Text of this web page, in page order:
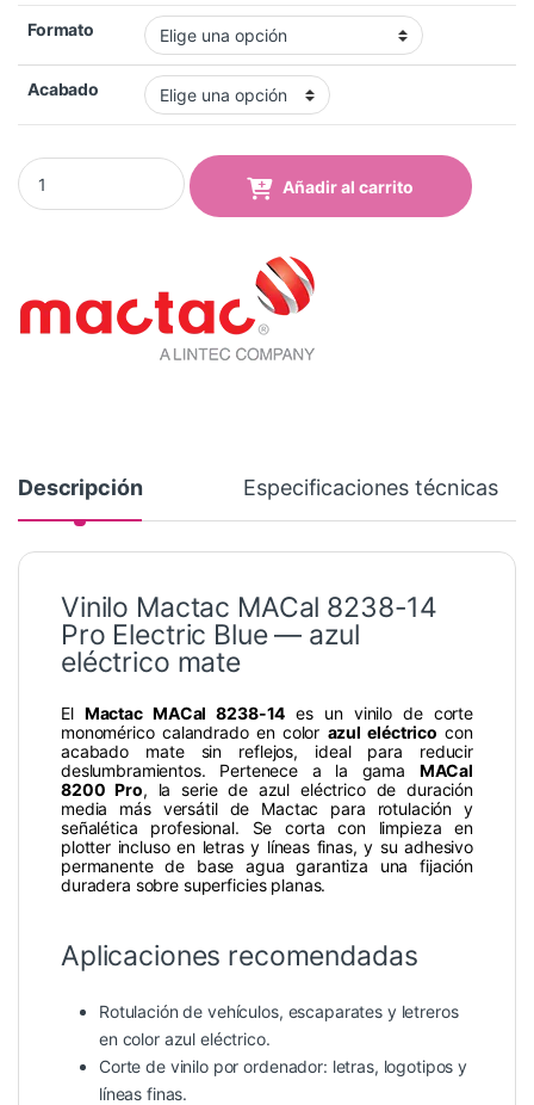
Formato
Acabado
Vinilo Mactac MACal 8238-14 Pro Electric Blue Mate quantity
Añadir al carrito
Descripción Especificaciones técnicas
Vinilo Mactac MACal 8238-14
Pro Electric Blue — azul
eléctrico mate
El Mactac MACal 8238-14 es un vinilo de corte
monomérico calandrado en color azul eléctrico con
acabado mate sin reflejos, ideal para reducir
deslumbramientos. Pertenece a la gama MACal
8200 Pro, la serie de azul eléctrico de duración
media más versátil de Mactac para rotulación y
señalética profesional. Se corta con limpieza en
plotter incluso en letras y líneas finas, y su adhesivo
permanente de base agua garantiza una fijación
duradera sobre superficies planas.
Aplicaciones recomendadas
Rotulación de vehículos, escaparates y letreros
en color azul eléctrico.
Corte de vinilo por ordenador: letras, logotipos y
líneas finas.